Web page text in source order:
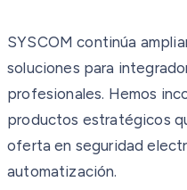
SYSCOM continúa
soluciones para
profesionales. Hemos
productos estratégicos
oferta en seguridad
automatización.